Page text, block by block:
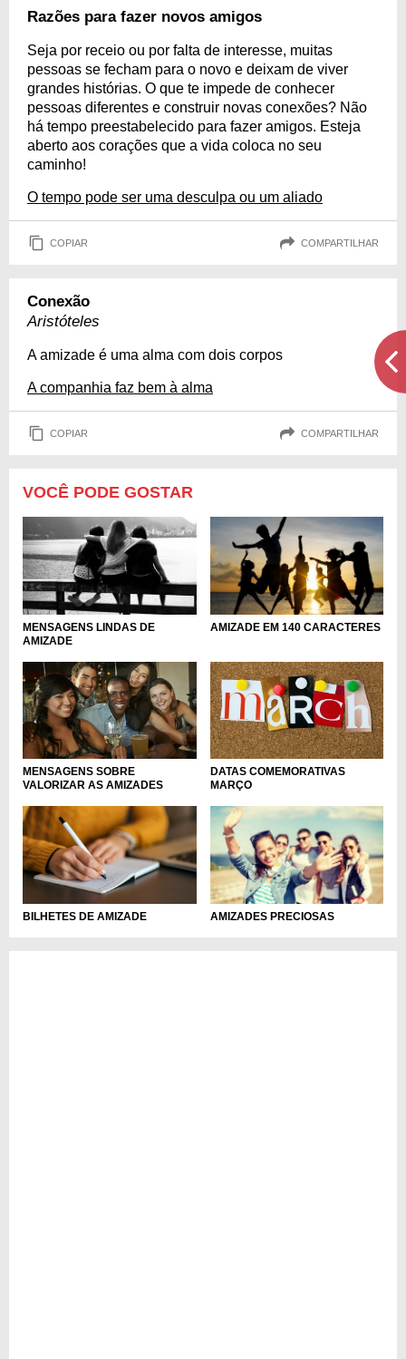
Razões para fazer novos amigos
Seja por receio ou por falta de interesse, muitas
pessoas se fecham para o novo e deixam de viver
grandes histórias. O que te impede de conhecer
pessoas diferentes e construir novas conexões? Não
há tempo preestabelecido para fazer amigos. Esteja
aberto aos corações que a vida coloca no seu
caminho!
O tempo pode ser uma desculpa ou um aliado
COPIAR COMPARTILHAR
Conexão
Aristóteles
A amizade é uma alma com dois corpos
A companhia faz bem à alma
COPIAR COMPARTILHAR
VOCÊ PODE GOSTAR
MENSAGENS LINDAS DE
AMIZADE
AMIZADE EM 140 CARACTERES
MENSAGENS SOBRE
VALORIZAR AS AMIZADES
DATAS COMEMORATIVAS
MARÇO
BILHETES DE AMIZADE AMIZADES PRECIOSAS